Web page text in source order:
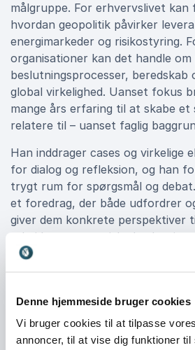
Denne hjemmeside bruger cookies
Vi bruger cookies til at tilpasse
annoncer, til at vise dig funktioner
målgruppe. For erhvervslivet
hvordan geopolitik påvirker
energimarkeder og risikostyring.
organisationer kan det handle om
beslutningsprocesser, beredskab
global virkelighed. Uanset fokus
mange års erfaring til at skabe et
relatere til – uanset faglig
Han inddrager cases og virkelige
for dialog og refleksion, og han
trygt rum for spørgsmål og
et foredrag, der både udfordrer
giver dem konkrete perspektiver
arbejde og strategiske
kombinerer et analytisk overblik
komplekse temaer konkrete og
ledere og beslutningstagere, der
usikkerhed.